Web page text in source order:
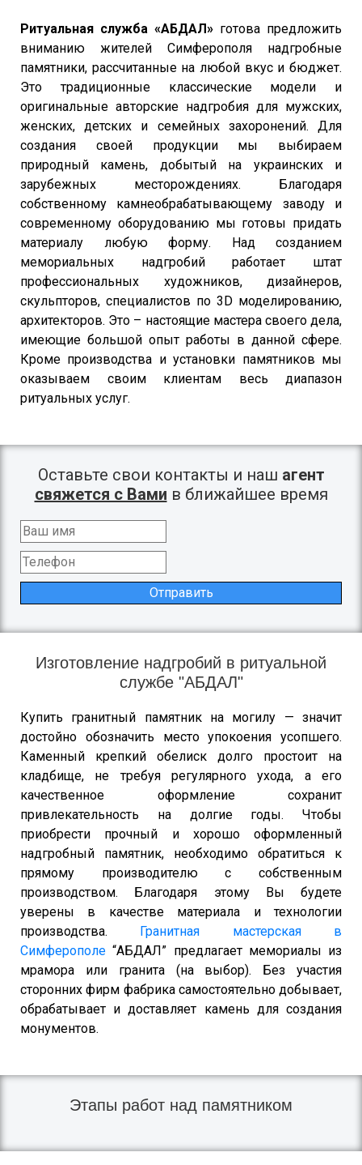
Ритуальная служба «АБДАЛ» готова предложить
вниманию жителей Симферополя надгробные
памятники, рассчитанные на любой вкус и бюджет.
Это традиционные классические модели и
оригинальные авторские надгробия для мужских,
женских, детских и семейных захоронений. Для
создания своей продукции мы выбираем
природный камень, добытый на украинских и
зарубежных месторождениях. Благодаря
собственному камнеобрабатывающему заводу и
современному оборудованию мы готовы придать
материалу любую форму. Над созданием
мемориальных надгробий работает штат
профессиональных художников, дизайнеров,
скульпторов, специалистов по 3D моделированию,
архитекторов. Это – настоящие мастера своего дела,
имеющие большой опыт работы в данной сфере.
Кроме производства и установки памятников мы
оказываем своим клиентам весь диапазон
ритуальных услуг.
Оставьте свои контакты и наш агент
свяжется с Вами в ближайшее время
Отправить
Изготовление надгробий в ритуальной
службе "АБДАЛ"
Купить гранитный памятник на могилу — значит
достойно обозначить место упокоения усопшего.
Каменный крепкий обелиск долго простоит на
кладбище, не требуя регулярного ухода, а его
качественное оформление сохранит
привлекательность на долгие годы. Чтобы
приобрести прочный и хорошо оформленный
надгробный памятник, необходимо обратиться к
прямому производителю с собственным
производством. Благодаря этому Вы будете
уверены в качестве материала и технологии
производства.
Гранитная мастерская в
Симферополе “АБДАЛ” предлагает мемориалы из
мрамора или гранита (на выбор). Без участия
сторонних фирм фабрика самостоятельно добывает,
обрабатывает и доставляет камень для создания
монументов.
Этапы работ над памятником